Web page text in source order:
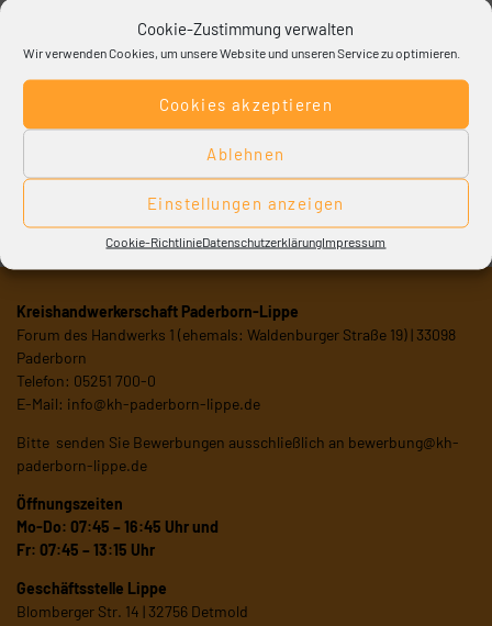
Cookie-Zustimmung verwalten
Wir verwenden Cookies, um unsere Website und unseren Service zu optimieren.
Cookies akzeptieren
Ablehnen
Einstellungen anzeigen
Cookie-RichtlinieDatenschutzerklärungImpressum
Kreishandwerkerschaft Paderborn-Lippe
Forum des Handwerks 1 (ehemals: Waldenburger Straße 19) | 33098
Paderborn
Telefon: 05251 700-0
E-Mail: info@kh-paderborn-lippe.de
Bitte senden Sie Bewerbungen ausschließlich an bewerbung@kh-
paderborn-lippe.de
Öffnungszeiten
Mo-Do: 07:45 – 16:45 Uhr und
Fr: 07:45 – 13:15 Uhr
Geschäftsstelle Lippe
Blomberger Str. 14 | 32756 Detmold